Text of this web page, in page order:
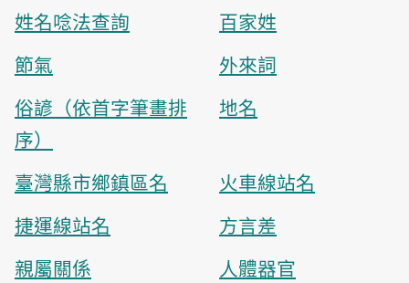
姓名唸法查詢
百家姓
節氣
外來詞
俗諺（依首字筆畫排
序）
地名
臺灣縣市鄉鎮區名
火車線站名
捷運線站名
方言差
親屬關係
人體器官